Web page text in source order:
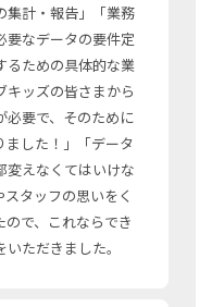
集計・報告」「業務
要なデータの要件定
るための具体的な業
キッズの皆さまから
必要で、そのために
ました！」「データ
変えなくてはいけな
タッフの思いをく
で、これならでき
ただきました。